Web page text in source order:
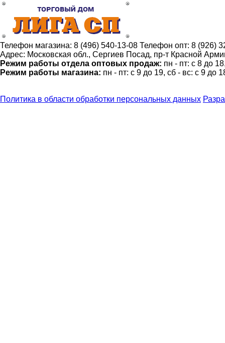
Телефон магазина: 8 (496) 540-13-08 Телефон опт: 8 (926)
Адрес: Московская обл., Сергиев Посад, пр-т Красной
Режим работы отдела оптовых продаж: пн - пт: с 8 до
Режим работы магазина: пн - пт: с 9 до 19, сб - вс: с 9 до
Политика в области обработки персональных данных